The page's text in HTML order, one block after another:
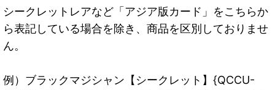
シークレットレアなど「アジア版カード」をこちらか
ら表記している場合を除き、商品を区別しておりませ
ん。
例）ブラックマジシャン【シークレット】{QCCU-